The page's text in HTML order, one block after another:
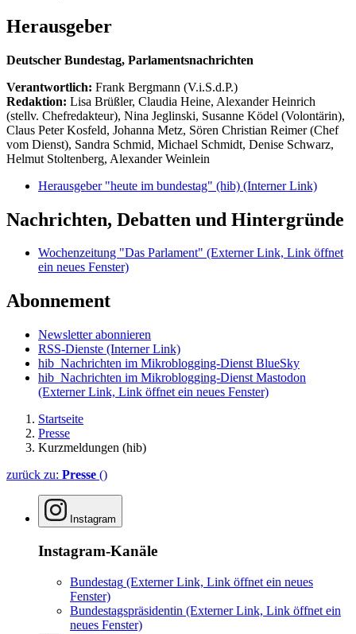
Herausgeber
Deutscher Bundestag, Parlamentsnachrichten
Verantwortlich: Frank Bergmann (V.i.S.d.P.)
Redaktion: Lisa Brüßler, Claudia Heine, Alexander Heinrich
(stellv. Chefredakteur), Nina Jeglinski, Susanne Ködel (Volontärin),
Claus Peter Kosfeld, Johanna Metz, Sören Christian Reimer (Chef
vom Dienst), Sandra Schmid, Michael Schmidt, Denise Schwarz,
Helmut Stoltenberg, Alexander Weinlein
Herausgeber "heute im bundestag" (hib) (Interner Link)
Nachrichten, Debatten und Hintergründe
Wochenzeitung "Das Parlament" (Externer Link, Link öffnet
ein neues Fenster)
Abonnement
Newsletter abonnieren
RSS-Dienste (Interner Link)
hib_Nachrichten im Mikroblogging-Dienst BlueSky
hib_Nachrichten im Mikroblogging-Dienst Mastodon
(Externer Link, Link öffnet ein neues Fenster)
Startseite
Presse
Kurzmeldungen (hib)
zurück zu: Presse ()
Instagram
Instagram-Kanäle
Bundestag (Externer Link, Link öffnet ein neues
Fenster)
Bundestagspräsidentin (Externer Link, Link öffnet ein
neues Fenster)